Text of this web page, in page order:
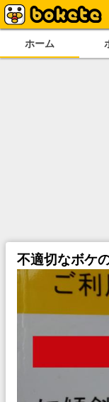
ホーム
不適切なボケ